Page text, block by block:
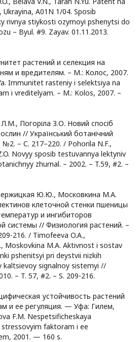
A01N 1/04. Sposib
rivnya stiykosti ozymoyi pshenytsi do
– Byul. #9. Zayav. 01.11.2013.
растений и селекция на
и вредителям. – М.: Колос, 2007.
Immunitet rasteniy i selektsiya na
i vreditelyam. – M.: Kolos, 2007. –
Погоріла З.О. Новий спосіб
// Український ботанічний
– С. 217–220. / Pohorila N.F.,
Novyy sposib testuvannya lektyniv
zhurnal. – 2002. – T.59, #2. –
Ю.Ю., Московкина М.А.
клеточной стенки пшеницы
и ингибиторов
системы // Физиология растений. –
216. / Timofeeva O.A.,
Moskovkina M.A. Aktivnost i sostav
pshenitsyi pri deystvii nizkih
signalnoy sistemyi //
– T. 57, #2. – S. 209-216.
устойчивость растений
и ее регуляция. — Уфа: Гилем,
F.M. Nespetsificheskaya
faktoram i ee
2001. — 160 s.